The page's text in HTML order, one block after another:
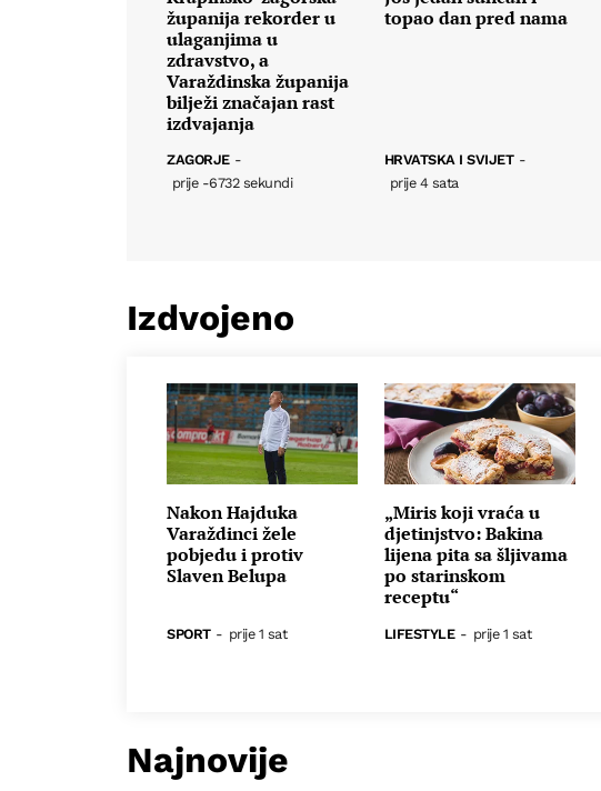
županija rekorder u
ulaganjima u
zdravstvo, a
Varaždinska županija
bilježi značajan rast
izdvajanja
ZAGORJE -
prije -6732 sekundi
topao dan pred nama
HRVATSKA I SVIJET -
prije 4 sata
Izdvojeno
Nakon Hajduka
Varaždinci žele
pobjedu i protiv
Slaven Belupa
SPORT - prije 1 sat
„Miris koji vraća u
djetinjstvo: Bakina
lijena pita sa šljivama
po starinskom
receptu“
LIFESTYLE - prije 1 sat
Najnovije